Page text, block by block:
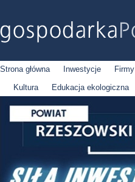
Strona główna Inwestycje Firmy
Kultura
Edukacja ekologiczna